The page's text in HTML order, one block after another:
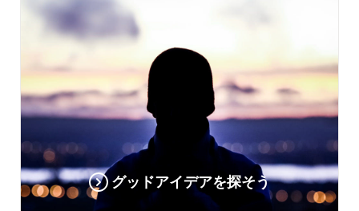
グッドアイデアを探そう